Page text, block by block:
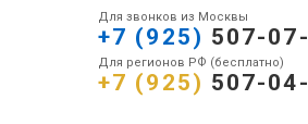
Для звонков из Москвы
+7 (925) 507-
Для регионов РФ (бесплатно)
+7 (925) 507-